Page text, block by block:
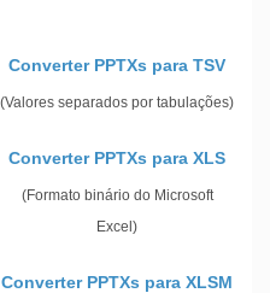
Converter PPTXs para TSV
(Valores separados por tabulações)
Converter PPTXs para XLS
(Formato binário do Microsoft
Excel)
Converter PPTXs para XLSM